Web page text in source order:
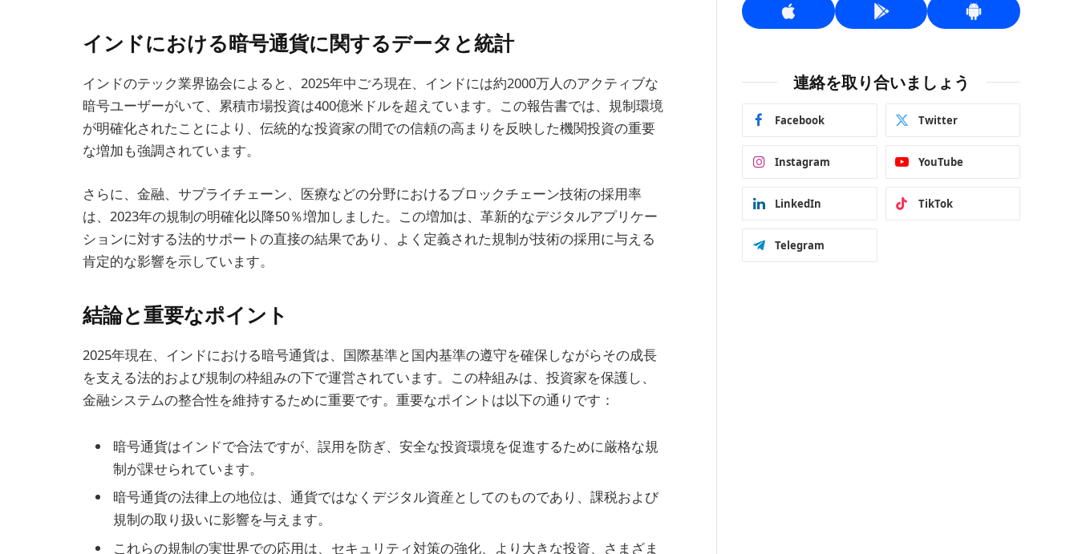
インドにおける暗号通貨に関するデータと統計
インドのテック業界協会によると、2025年中ごろ現在、インドには約2000万人のアクティブな
暗号ユーザーがいて、累積市場投資は400億米ドルを超えています。この報告書では、規制環境
が明確化されたことにより、伝統的な投資家の間での信頼の高まりを反映した機関投資の重要
な増加も強調されています。
さらに、金融、サプライチェーン、医療などの分野におけるブロックチェーン技術の採用率
は、2023年の規制の明確化以降50％増加しました。この増加は、革新的なデジタルアプリケー
ションに対する法的サポートの直接の結果であり、よく定義された規制が技術の採用に与える
肯定的な影響を示しています。
結論と重要なポイント
2025年現在、インドにおける暗号通貨は、国際基準と国内基準の遵守を確保しながらその成長
を支える法的および規制の枠組みの下で運営されています。この枠組みは、投資家を保護し、
金融システムの整合性を維持するために重要です。重要なポイントは以下の通りです：
暗号通貨はインドで合法ですが、誤用を防ぎ、安全な投資環境を促進するために厳格な規
制が課せられています。
暗号通貨の法律上の地位は、通貨ではなくデジタル資産としてのものであり、課税および
規制の取り扱いに影響を与えます。
これらの規制の実世界での応用は、セキュリティ対策の強化、より大きな投資、さまざま
連絡を取り合いましょう
Facebook Twitter
Instagram YouTube
LinkedIn TikTok
Telegram